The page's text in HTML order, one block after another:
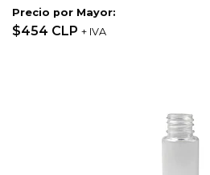
Precio por Mayor:
$454 CLP + IVA